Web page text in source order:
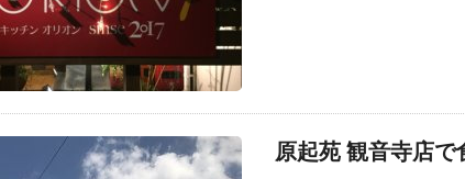
原起苑 観音寺店